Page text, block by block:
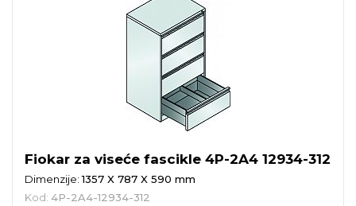
Fiokar za viseće fascikle 4P-2A4 12934-312
Dimenzije:1357 X 787 X 590 mm
Kod: 4P-2A4-12934-312